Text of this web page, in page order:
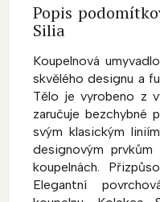
Popis
Silia
Koupelnová
skvělého designu a
Tělo je vyrobeno z
zaručuje bezchybné
svým klasickým
designovým
koupelnách.
Elegantní